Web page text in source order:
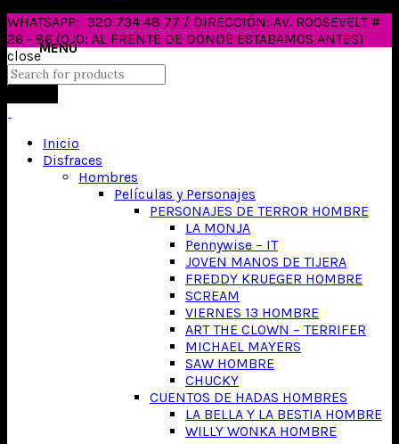
WHATSAPP: 320 734 48 77 / DIRECCIÓN: AV. ROOSEVELT #
26 - 86 (OJO: AL FRENTE DE DONDE ESTABAMOS ANTES)
close
Inicio
Disfraces
Hombres
Películas y Personajes
PERSONAJES DE TERROR HOMBRE
LA MONJA
Pennywise – IT
JOVEN MANOS DE TIJERA
FREDDY KRUEGER HOMBRE
SCREAM
VIERNES 13 HOMBRE
ART THE CLOWN – TERRIFER
MICHAEL MAYERS
SAW HOMBRE
CHUCKY
CUENTOS DE HADAS HOMBRES
LA BELLA Y LA BESTIA HOMBRE
WILLY WONKA HOMBRE